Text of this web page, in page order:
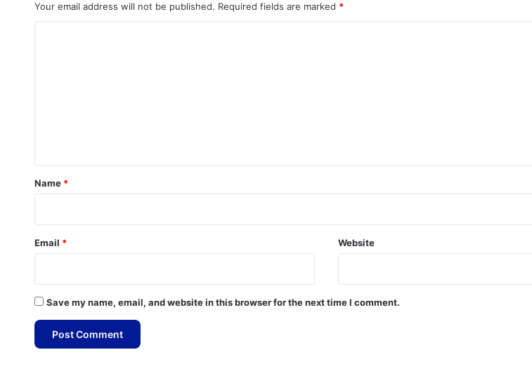
Your email address will not be published. Required fields are marked *
*
Name *
Email * Website
Save my name, email, and website in this browser for the next time I comment.